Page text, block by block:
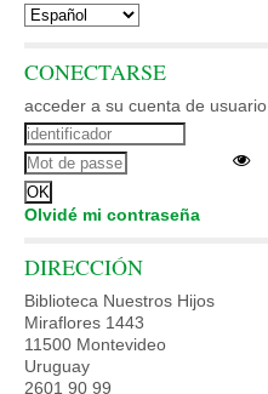
CONECTARSE
acceder a su cuenta de usuario
Olvidé mi contraseña
DIRECCIÓN
Biblioteca Nuestros Hijos
Miraflores 1443
11500 Montevideo
Uruguay
2601 90 99